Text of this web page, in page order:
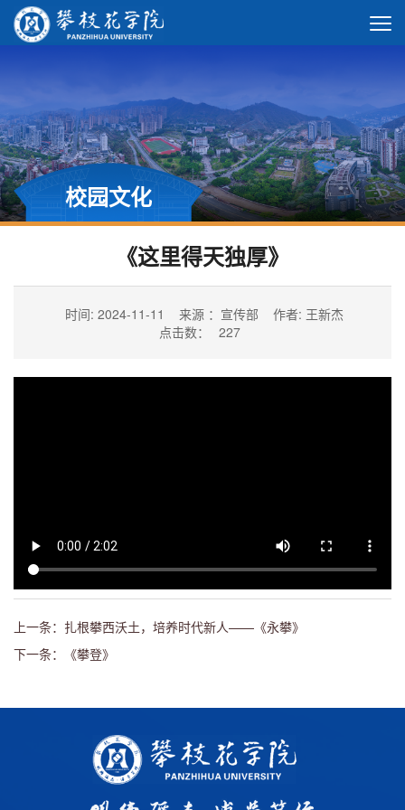
校园文化
《这里得天独厚》
时间: 2024-11-11 来源 ：宣传部
作者: 王新杰
点击数：
227
上一条：扎根攀西沃土，培养时代新人——《永攀》
下一条：《攀登》